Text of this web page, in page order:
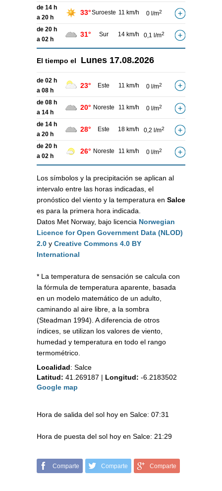
de 14 h
a 20 h
33°Suroeste 11 km/h 0 l/m2
de 20 h
a 02 h
31° Sur 14 km/h 0,1 l/m2
El tiempo el Lunes 17.08.2026
de 02 h
a 08 h
23° Este 11 km/h 0 l/m2
de 08 h
a 14 h
20° Noreste 11 km/h 0 l/m2
de 14 h
a 20 h
28° Este 18 km/h 0,2 l/m2
de 20 h
a 02 h
26° Noreste 11 km/h 0 l/m2
Los símbolos y la precipitación se aplican al
intervalo entre las horas indicadas, el
pronóstico del viento y la temperatura en Salce
es para la primera hora indicada.
Datos Met Norway, bajo licencia Norwegian
Licence for Open Government Data (NLOD)
2.0 y Creative Commons 4.0 BY
International
* La temperatura de sensación se calcula con
la fórmula de temperatura aparente, basada
en un modelo matemático de un adulto,
caminando al aire libre, a la sombra
(Steadman 1994). A diferencia de otros
índices, se utilizan los valores de viento,
humedad y temperatura en todo el rango
termométrico.
Localidad: Salce
Latitud: 41.269187 | Longitud: -6.2183502
Google map
Hora de salida del sol hoy en Salce: 07:31
Hora de puesta del sol hoy en Salce: 21:29
Comparte Comparte Comparte